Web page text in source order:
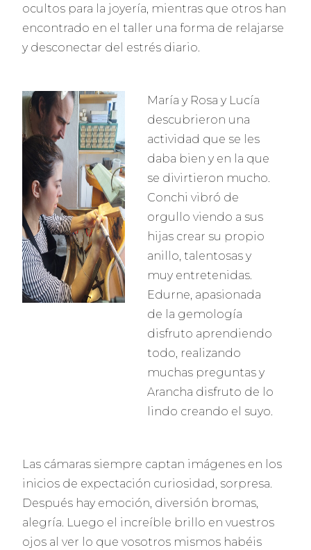
ocultos para la joyería, mientras que otros han
encontrado en el taller una forma de relajarse
y desconectar del estrés diario.
María y Rosa y Lucía
descubrieron una
actividad que se les
daba bien y en la que
se divirtieron mucho.
Conchi vibró de
orgullo viendo a sus
hijas crear su propio
anillo, talentosas y
muy entretenidas.
Edurne, apasionada
de la gemología
disfruto aprendiendo
todo, realizando
muchas preguntas y
Arancha disfruto de lo
lindo creando el suyo.
Las cámaras siempre captan imágenes en los
inicios de expectación curiosidad, sorpresa.
Después hay emoción, diversión bromas,
alegría. Luego el increíble brillo en vuestros
ojos al ver lo que vosotros mismos habéis